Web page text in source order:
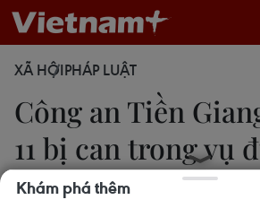
XÃ HỘIPHÁP LUẬT
Công an Tiền
11 bị can trong vụ
phép
Khám phá thêm